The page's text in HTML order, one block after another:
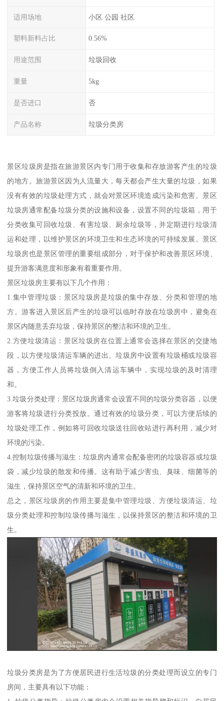
适用场地 小区 公园 社区
塑料新料占比 0.56%
用途范围 垃圾回收
重量 5kg
是否进口 否
产品名称 垃圾分类房
景区垃圾房是指在旅游景区内专门用于收集和存放游客产生的垃圾
的地方。旅游景区因为人流量大，每天都会产生大量的垃圾，如果
没有有效的垃圾处理方式，就会对景区环境造成污染和危害。景区
垃圾房通常配备垃圾分类的设施和设备，设置不同的垃圾箱，用于
分类收集可回收垃圾、有害垃圾、厨余垃圾等，并定期进行垃圾清
运和处理，以维护景区的环境卫生和生态环境的可持续发展。景区
垃圾房也是景区管理的重要组成部分，对于保护和改善景区环境、
提升游客满意度和形象有着重要作用。
景区垃圾房主要有以下几个作用：
1.集中管理垃圾：景区垃圾房是垃圾的集中存放、分类和管理的地
方。游客进入景区后产生的垃圾可以临时存放在垃圾房中，避免在
景区内随意丢弃垃圾，保持景区的整洁和环境的卫生。
2.方便垃圾清运：景区垃圾房在位置上通常会选择在景区的交捷地
段，以方便垃圾清运车辆的进出。垃圾房中设置有垃圾桶或垃圾容
器，方便工作人员将垃圾倒入清运车辆中，实现垃圾的及时清理
和。
3.垃圾分类处理：景区垃圾房通常会设置不同的垃圾分类容器，以便
游客将垃圾进行分类投放。通过有效的垃圾分类，可以方便后续的
垃圾处理工作，例如将可回收垃圾送往回收站进行再利用，减少对
环境的污染。
4.控制垃圾传播与滋生：垃圾房内通常会配备密闭的垃圾容器或垃圾
袋，减少垃圾的散发和传播。这有助于减少害虫、臭味、细菌等的
滋生，保持景区空气的清新和环境的卫生。
总之，景区垃圾房的作用主要是集中管理垃圾、方便垃圾清运、垃
圾分类处理和控制垃圾传播与滋生，以保持景区的整洁和环境的卫
生。
垃圾分类房是为了方便居民进行生活垃圾的分类处理而设立的专门
房间，主要具有以下功能：